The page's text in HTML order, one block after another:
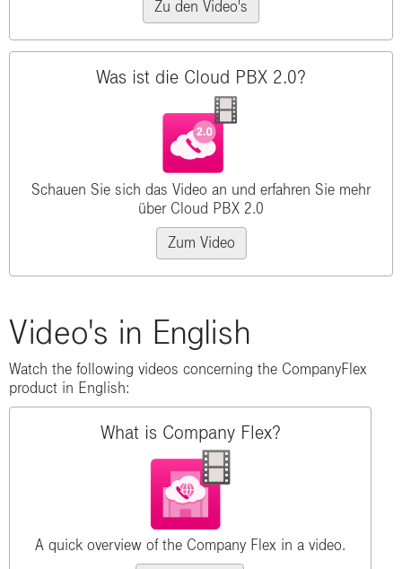
Zu den Video's
Was ist die Cloud PBX 2.0?
Schauen Sie sich das Video an und erfahren Sie mehr
über Cloud PBX 2.0
Zum Video
Video's in English
Watch the following videos concerning the CompanyFlex
product in English:
What is Company Flex?
A quick overview of the Company Flex in a video.